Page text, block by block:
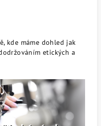
kde máme dohled jak
etických a